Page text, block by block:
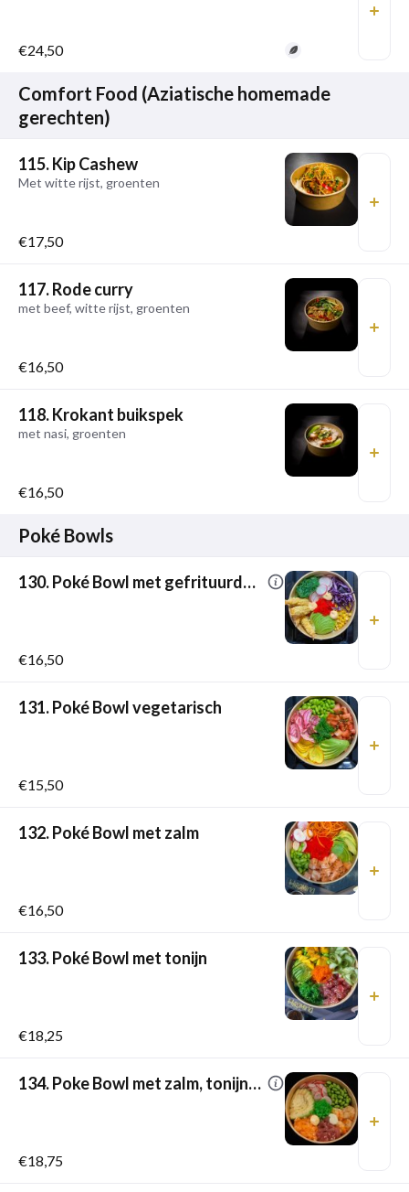
€24,50
Comfort Food (Aziatische homemade
gerechten)
115. Kip Cashew
Met witte rijst, groenten
€17,50
117. Rode curry
met beef, witte rijst, groenten
€16,50
118. Krokant buikspek
met nasi, groenten
€16,50
Poké Bowls
130. Poké Bowl met gefrituurde garnalen
€16,50
131. Poké Bowl vegetarisch
€15,50
132. Poké Bowl met zalm
€16,50
133. Poké Bowl met tonijn
€18,25
134. Poke Bowl met zalm, tonijn én gamba’s
€18,75